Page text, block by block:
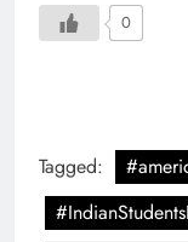
0
Tagged: